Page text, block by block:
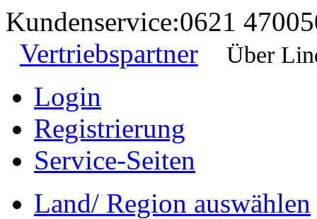
Kundenservice:0621
Vertriebspartner
Über
Login
Registrierung
Service-Seiten
Land/ Region auswählen